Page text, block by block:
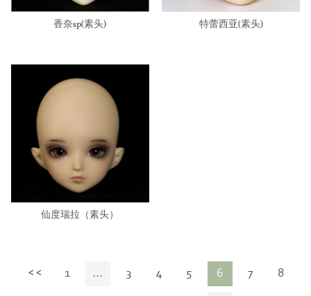
香奈sp(素头) 特蕾西亚(素头)
仙度瑞拉（素头）
1 ... 3 4 5 6 7 8